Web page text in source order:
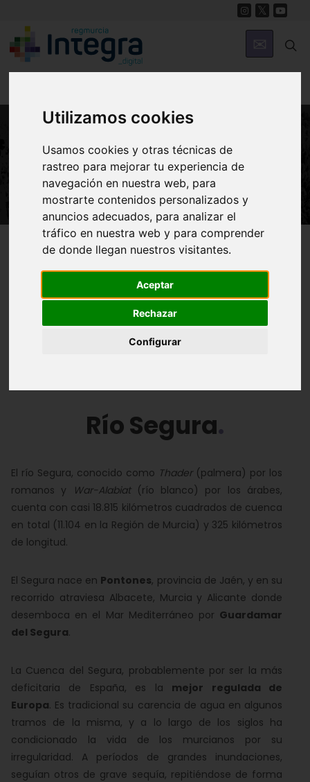
Utilizamos cookies
Usamos cookies y otras técnicas de
rastreo para mejorar tu experiencia de
navegación en nuestra web, para
mostrarte contenidos personalizados y
anuncios adecuados, para analizar el
tráfico en nuestra web y para comprender
de donde llegan nuestros visitantes.
Aceptar
Rechazar
Configurar
NATURALEZA
Río Segura
Región de Murcia Digital Naturaleza Río Segura
Introducción
Fotos
Río Segura
El río Segura, conocido como Thader (palmera) por los
romanos y
War-Alabiat(río blanco) por los árabes,
cuenta con casi 18.815 kilómetros cuadrados de cuenca
en total (11.104 en la Región de Murcia) y 325 kilómetros
de longitud.
El Segura nace en Pontones, provincia de Jaén, y en su
recorrido atraviesa Albacete, Murcia y Alicante donde
desemboca en el Mar Mediterráneo por Guardamar
del Segura.
La Cuenca del Segura, probablemente por ser la más
deficitaria de España, es la mejor regulada de
Europa. Es tradicional su carencia de agua en algunos
tramos de la misma, y a lo largo de los siglos ha
condicionado la vida de los murcianos por su
irregularidad. A períodos de grandes inundaciones,
seguían otros de grave sequía, repitiéndose de forma